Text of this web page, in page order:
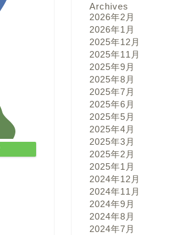
Archives
2026年2月
2026年1月
2025年12月
2025年11月
2025年9月
2025年8月
2025年7月
2025年6月
2025年5月
2025年4月
2025年3月
2025年2月
2025年1月
2024年12月
2024年11月
2024年9月
2024年8月
2024年7月